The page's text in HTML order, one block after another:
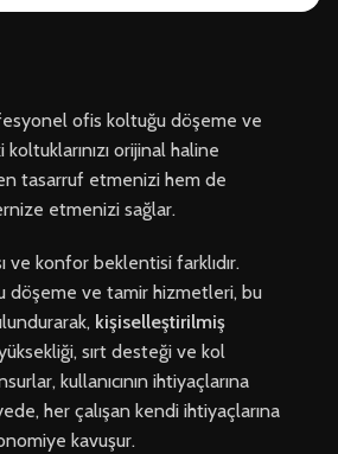
ofis koltuğu döşeme ve
koltuklarınızı orijinal haline
tasarruf etmenizi hem de
etmenizi sağlar.
ve konfor beklentisi farklıdır.
döşeme ve tamir hizmetleri, bu
kişiselleştirilmiş
sırt desteği ve kol
kullanıcının ihtiyaçlarına
her çalışan kendi ihtiyaçlarına
kavuşur.